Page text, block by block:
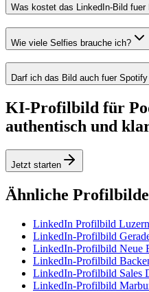
Was kostet das LinkedIn-Bild fuer
Wie viele Selfies brauche ich?
Darf ich das Bild auch fuer
KI-Profilbild für
authentisch und
Jetzt starten
Ähnliche
LinkedIn Profilbild Luzern
LinkedIn-Profilbild
LinkedIn-Profilbild Neue
LinkedIn-Profilbild
LinkedIn-Profilbild Sales
LinkedIn-Profilbild